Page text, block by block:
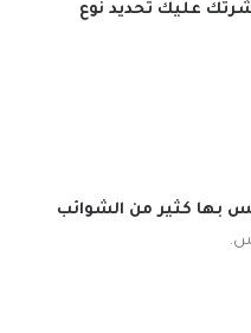
عليك تحديد نوع
بها كثير من الشوائب